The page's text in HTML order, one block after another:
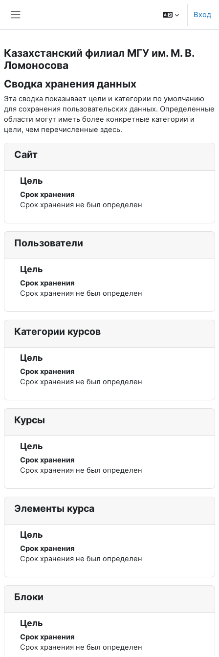
Вход
Казахстанский филиал МГУ им. М. В.
Ломоносова
Сводка хранения данных
Эта сводка показывает цели и категории по умолчанию
для сохранения пользовательских данных. Определенные
области могут иметь более конкретные категории и
цели, чем перечисленные здесь.
Сайт
Цель
Срок хранения
Срок хранения не был определен
Пользователи
Цель
Срок хранения
Срок хранения не был определен
Категории курсов
Цель
Срок хранения
Срок хранения не был определен
Курсы
Цель
Срок хранения
Срок хранения не был определен
Элементы курса
Цель
Срок хранения
Срок хранения не был определен
Блоки
Цель
Срок хранения
Срок хранения не был определен